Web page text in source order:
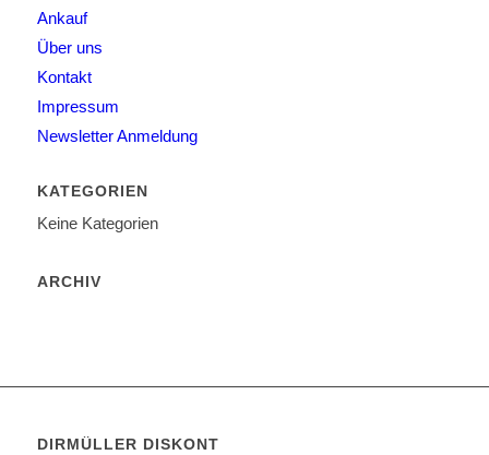
Ankauf
Über uns
Kontakt
Impressum
Newsletter Anmeldung
KATEGORIEN
Keine Kategorien
ARCHIV
DIRMÜLLER DISKONT